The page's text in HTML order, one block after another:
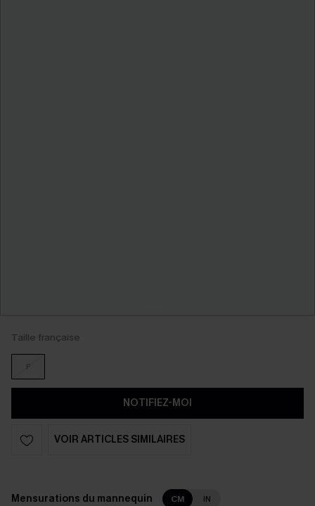
Taille française
F
NOTIFIEZ-MOI
VOIR ARTICLES SIMILAIRES
Mensurations du mannequin CM IN